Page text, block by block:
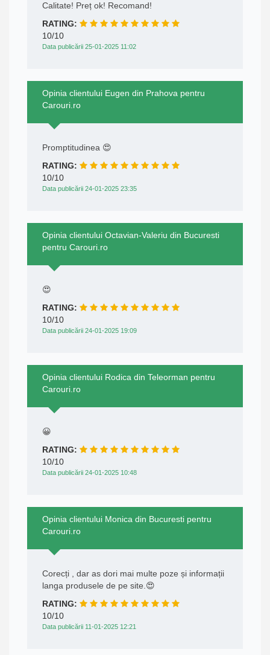
Calitate! Preț ok! Recomand!
RATING:
10/10
Data publicării 25-01-2025 11:02
Opinia clientului Eugen din Prahova pentru
Carouri.ro
Promptitudinea 😍
RATING:
10/10
Data publicării 24-01-2025 23:35
Opinia clientului Octavian-Valeriu din Bucuresti
pentru Carouri.ro
😍
RATING:
10/10
Data publicării 24-01-2025 19:09
Opinia clientului Rodica din Teleorman pentru
Carouri.ro
😀
RATING:
10/10
Data publicării 24-01-2025 10:48
Opinia clientului Monica din Bucuresti pentru
Carouri.ro
Corecți , dar as dori mai multe poze și informații
langa produsele de pe site.😍
RATING:
10/10
Data publicării 11-01-2025 12:21